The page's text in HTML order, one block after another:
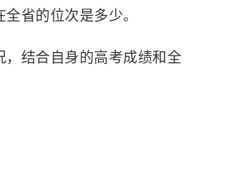
全省的位次是多少。
结合自身的高考成绩和全